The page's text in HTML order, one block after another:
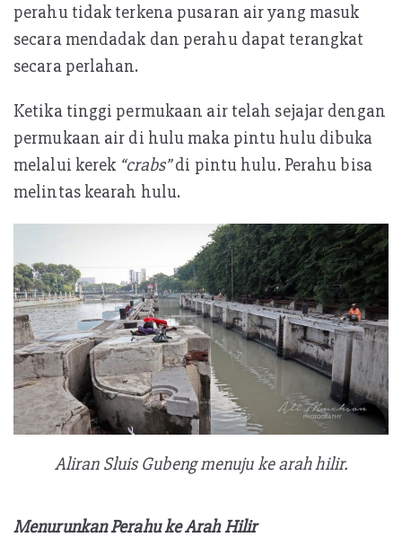
perahu tidak terkena pusaran air yang masuk
secara mendadak dan perahu dapat terangkat
secara perlahan.
Ketika tinggi permukaan air telah sejajar dengan
permukaan air di hulu maka pintu hulu dibuka
melalui kerek “crabs”di pintu hulu. Perahu bisa
melintas kearah hulu.
Aliran Sluis Gubeng menuju ke arah hilir.
Menurunkan Perahu ke Arah Hilir